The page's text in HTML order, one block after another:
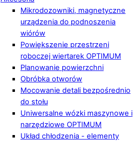
Mikrodozowniki, magnetyczne
urządzenia do podnoszenia
wiórów
Powiększenie przestrzeni
roboczej wiertarek OPTIMUM
Planowanie powierzchni
Obróbka otworów
Mocowanie detali bezpośrednio
do stołu
Uniwersalne wózki maszynowe i
narzędziowe OPTIMUM
Układ chłodzenia - elementy